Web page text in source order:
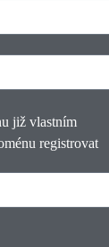
již vlastním
registrovat